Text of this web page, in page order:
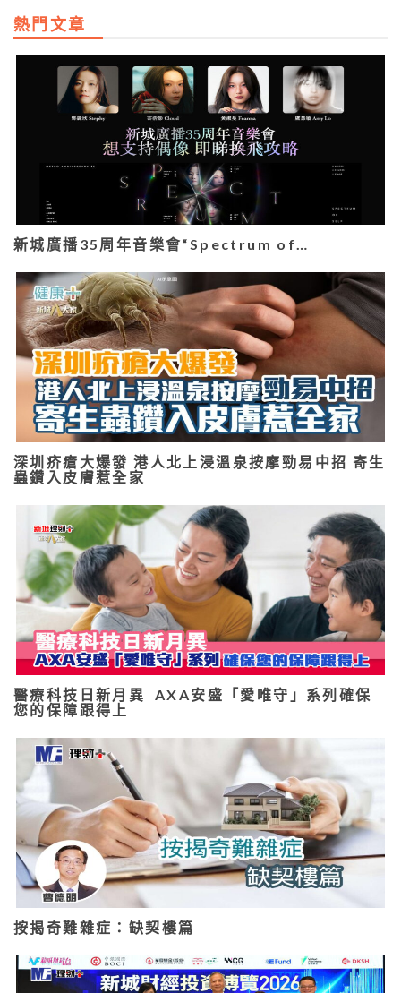
熱門文章
新城廣播35周年音樂會“Spectrum of…
深圳疥瘡大爆發 港人北上浸溫泉按摩勁易中招 寄生
蟲鑽入皮膚惹全家
醫療科技日新月異 AXA安盛「愛唯守」系列確保
您的保障跟得上
按揭奇難雜症：缺契樓篇